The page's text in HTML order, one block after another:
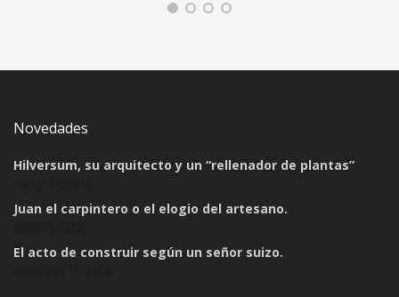
COMERCIAL Y SERVICIOS, REFORMA DE INTERIORES
Novedades
Hilversum, su arquitecto y un “rellenador de plantas”
Juan el carpintero o el elogio del artesano.
El acto de construir según un señor suizo.